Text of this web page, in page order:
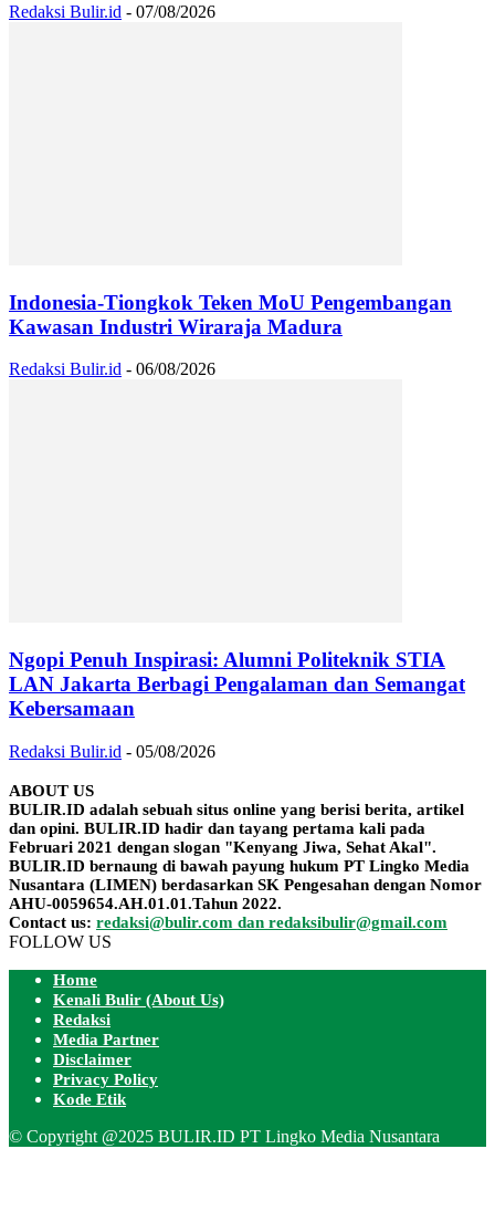
Redaksi Bulir.id - 07/08/2026
Indonesia-Tiongkok Teken MoU Pengembangan
Kawasan Industri Wiraraja Madura
Redaksi Bulir.id - 06/08/2026
Ngopi Penuh Inspirasi: Alumni Politeknik STIA
LAN Jakarta Berbagi Pengalaman dan Semangat
Kebersamaan
Redaksi Bulir.id - 05/08/2026
ABOUT US
BULIR.ID adalah sebuah situs online yang berisi berita, artikel
dan opini. BULIR.ID hadir dan tayang pertama kali pada
Februari 2021 dengan slogan "Kenyang Jiwa, Sehat Akal".
BULIR.ID bernaung di bawah payung hukum PT Lingko Media
Nusantara (LIMEN) berdasarkan SK Pengesahan dengan Nomor
AHU-0059654.AH.01.01.Tahun 2022.
Contact us: redaksi@bulir.com dan redaksibulir@gmail.com
FOLLOW US
Home
Kenali Bulir (About Us)
Redaksi
Media Partner
Disclaimer
Privacy Policy
Kode Etik
© Copyright @2025 BULIR.ID PT Lingko Media Nusantara